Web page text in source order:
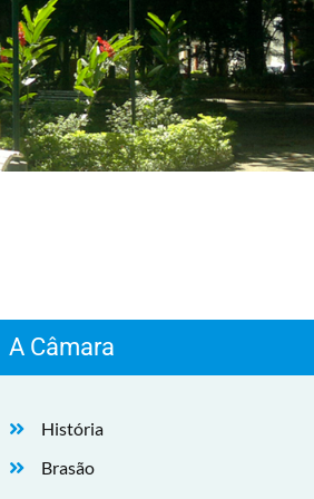
A Câmara
História
Brasão